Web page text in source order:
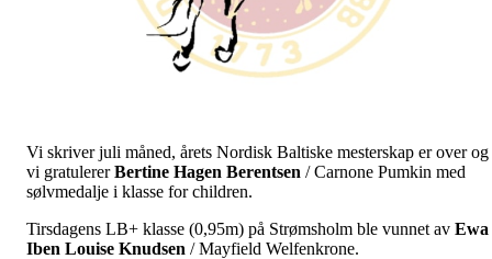
Vi skriver juli måned, årets Nordisk Baltiske mesterskap er over og
vi gratulererBertine Hagen Berentsen / Carnone Pumkin med
sølvmedalje i klasse for children.
Tirsdagens LB+ klasse (0,95m) på Strømsholm ble vunnet av Ewa
Iben Louise Knudsen / Mayfield Welfenkrone.